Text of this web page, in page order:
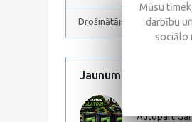
Drošinātāji
Jaunumi
Autopart
Mūsu
darbību
sociālo